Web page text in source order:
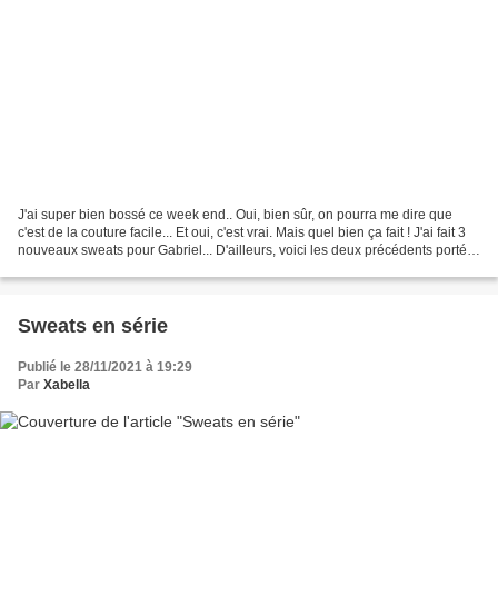
J'ai super bien bossé ce week end.. Oui, bien sûr, on pourra me dire que
c'est de la couture facile... Et oui, c'est vrai. Mais quel bien ça fait ! J'ai fait 3
nouveaux sweats pour Gabriel... D'ailleurs, voici les deux précédents portés.
Sweats en série
Publié le 28/11/2021 à 19:29
Par Xabella